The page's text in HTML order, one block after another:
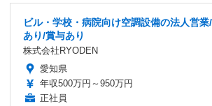
ビル・学校・病院向け空調設備の法人営
あり/賞与あり
株式会社RYODEN
愛知県
年収500万円～950万円
正社員